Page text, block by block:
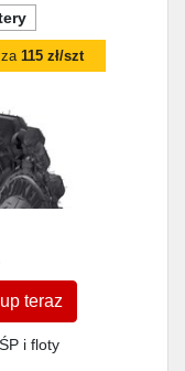
115 zł/szt
teraz
i floty